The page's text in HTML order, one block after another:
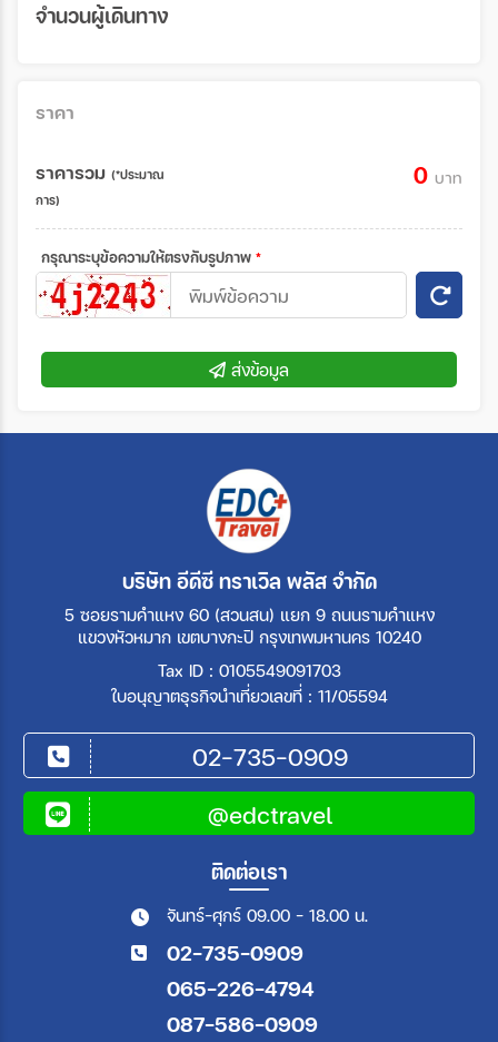
จำนวนผู้เดินทาง
ราคา
ราคารวม (*ประมาณ
การ)
0 บาท
กรุณาระบุข้อความให้ตรงกับรูปภาพ *
ส่งข้อมูล
บริษัท อีดีซี ทราเวิล พลัส จำกัด
5 ซอยรามคำแหง 60 (สวนสน) แยก 9 ถนนรามคำแหง
แขวงหัวหมาก เขตบางกะปิ กรุงเทพมหานคร 10240
Tax ID : 0105549091703
ใบอนุญาตธุรกิจนำเที่ยวเลขที่ : 11/05594
02-735-0909
@edctravel
ติดต่อเรา
จันทร์-ศุกร์ 09.00 - 18.00 น.
02-735-0909
065-226-4794
087-586-0909